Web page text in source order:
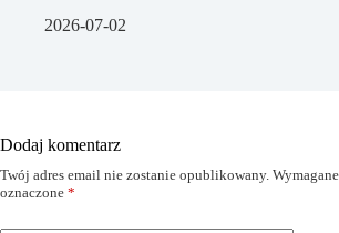
2026-07-02
Dodaj komentarz
Twój adres email nie zostanie opublikowany.
oznaczone *